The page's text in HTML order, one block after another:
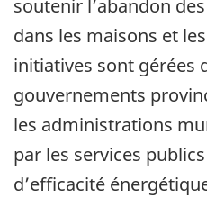
soutenir l’abandon
dans les maisons et
initiatives sont gérées
gouvernements
les administrations
par les services
d’efficacité